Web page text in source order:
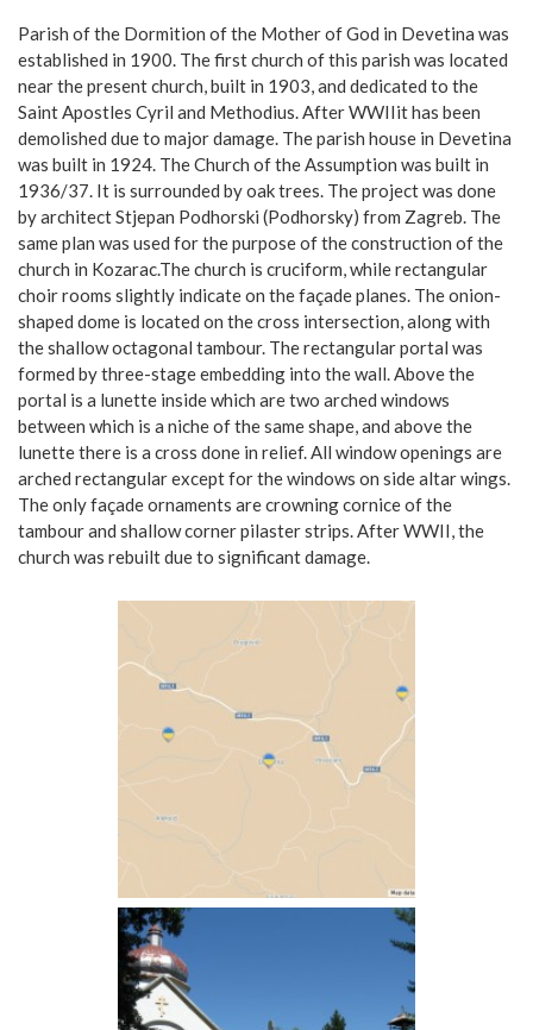
Parish of the Dormition of the Mother of God in Devetina was
established in 1900. The first church of this parish was located
near the present church, built in 1903, and dedicated to the
Saint Apostles Cyril and Methodius. After WWIIit has been
demolished due to major damage. The parish house in Devetina
was built in 1924. The Church of the Assumption was built in
1936/37. It is surrounded by oak trees. The project was done
by architect Stjepan Podhorski (Podhorsky) from Zagreb. The
same plan was used for the purpose of the construction of the
church in Kozarac.The church is cruciform, while rectangular
choir rooms slightly indicate on the façade planes. The onion-
shaped dome is located on the cross intersection, along with
the shallow octagonal tambour. The rectangular portal was
formed by three-stage embedding into the wall. Above the
portal is a lunette inside which are two arched windows
between which is a niche of the same shape, and above the
lunette there is a cross done in relief. All window openings are
arched rectangular except for the windows on side altar wings.
The only façade ornaments are crowning cornice of the
tambour and shallow corner pilaster strips. After WWII, the
church was rebuilt due to significant damage.